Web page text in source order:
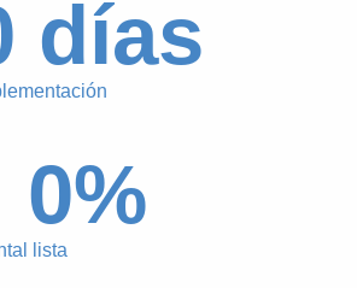
días
0%
lista